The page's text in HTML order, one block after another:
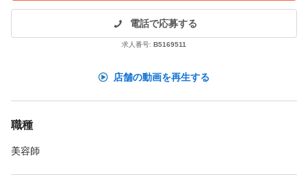
電話で応募する
求人番号: B5169511
店舗の動画を再生する
職種
美容師